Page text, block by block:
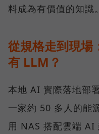
料成為有價值的知識。
從規格走到現場
有 LLM？
本地 AI 實際落地部
一家約 50 多人的能
用 NAS 搭配雲端 AI